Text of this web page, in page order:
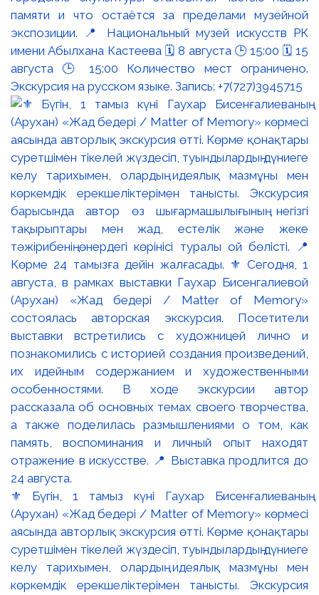
памяти и что остаётся за пределами музейной
экспозиции. 📍 Национальный музей искусств РК
имени Абылхана Кастеева 🗓 8 августа 🕒 15:00 🗓 15
августа 🕒 15:00 Количество мест ограничено.
Экскурсия на русском языке. Запись: +7(727)3945715
⚜️ Бүгін, 1 тамыз күні Гаухар Бисенғалиеваның
(Арухан) «Жад бедері / Matter of Memory» көрмесі
аясында авторлық экскурсия өтті. Көрме қонақтары
суретшімен тікелей жүздесіп, туындылардың дүниеге
келу тарихымен, олардың идеялық мазмұны мен
көркемдік ерекшеліктерімен танысты. Экскурсия